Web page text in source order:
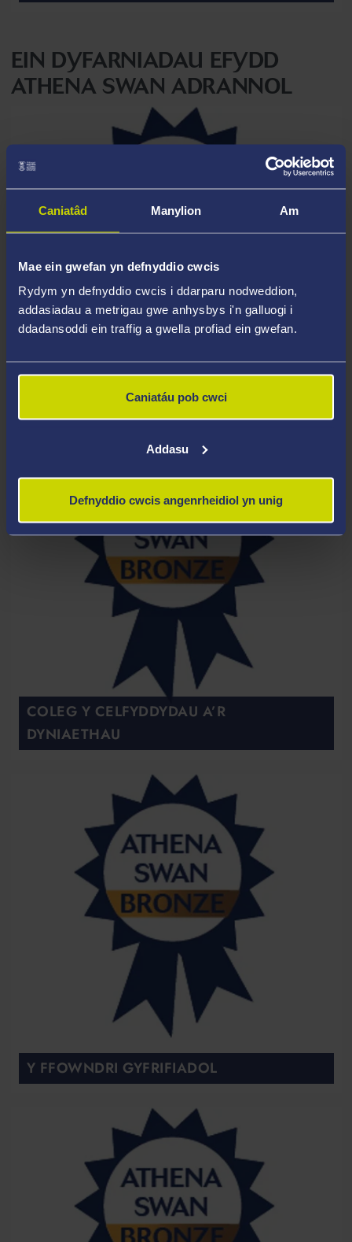
Caniatâd Manylion Am
Mae ein gwefan yn defnyddio cwcis
Rydym yn defnyddio cwcis i ddarparu nodweddion,
addasiadau a metrigau gwe anhysbys i'n galluogi i
ddadansoddi ein traffig a gwella profiad ein gwefan.
Caniatáu pob cwci
Addasu
Defnyddio cwcis angenrheidiol yn unig
EIN DYFARNIADAU EFYDD
ATHENA SWAN ADRANNOL
Y BIOWYDDORAU
COLEG Y CELFYDDYDAU A’R
DYNIAETHAU
Y FFOWNDRI GYFRIFIADOL